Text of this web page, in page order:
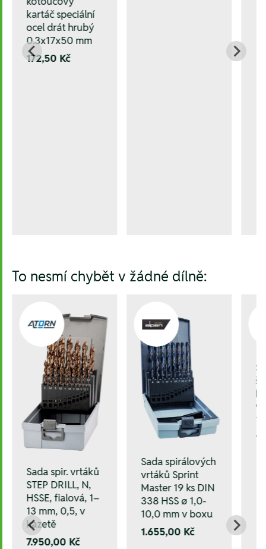
kartáč speciální
ocel drát hrubý
0.3x17x50 mm
172,50 Kč
To nesmí chybět v žádné dílně:
Sada spir. vrtáků
STEP DRILL, N,
HSSE, fialová, 1–
13 mm, 0,5, v
kazetě
7.950,00 Kč
Sada spirálových
vrtáků Sprint
Master 19 ks DIN
338 HSS ø 1,0-
10,0 mm v boxu
1.655,00 Kč
9